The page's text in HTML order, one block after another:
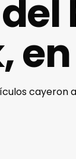
cayeron